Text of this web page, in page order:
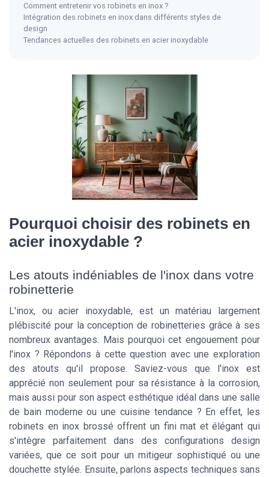
Comment entretenir vos robinets en inox ?
Intégration des robinets en inox dans différents styles de
design
Tendances actuelles des robinets en acier inoxydable
Pourquoi choisir des robinets en
acier inoxydable ?
Les atouts indéniables de l'inox dans votre
robinetterie
L'inox, ou acier inoxydable, est un matériau largement
plébiscité pour la conception de robinetteries grâce à ses
nombreux avantages. Mais pourquoi cet engouement pour
l'inox ? Répondons à cette question avec une exploration
des atouts qu'il propose. Saviez-vous que l'inox est
apprécié non seulement pour sa résistance à la corrosion,
mais aussi pour son aspect esthétique idéal dans une salle
de bain moderne ou une cuisine tendance ? En effet, les
robinets en inox brossé offrent un fini mat et élégant qui
s'intègre parfaitement dans des configurations design
variées, que ce soit pour un mitigeur sophistiqué ou une
douchette stylée. Ensuite, parlons aspects techniques sans